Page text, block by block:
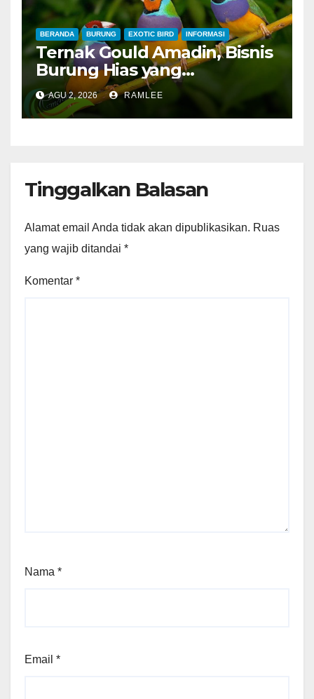
BERANDA BURUNG EXOTIC BIRD INFORMASI
Ternak Gould Amadin, Bisnis
Burung Hias yang
Menguntungkan
AGU 2, 2026 RAMLEE
Tinggalkan Balasan
Alamat email Anda tidak akan dipublikasikan. Ruas
yang wajib ditandai *
Komentar *
Nama *
Email *